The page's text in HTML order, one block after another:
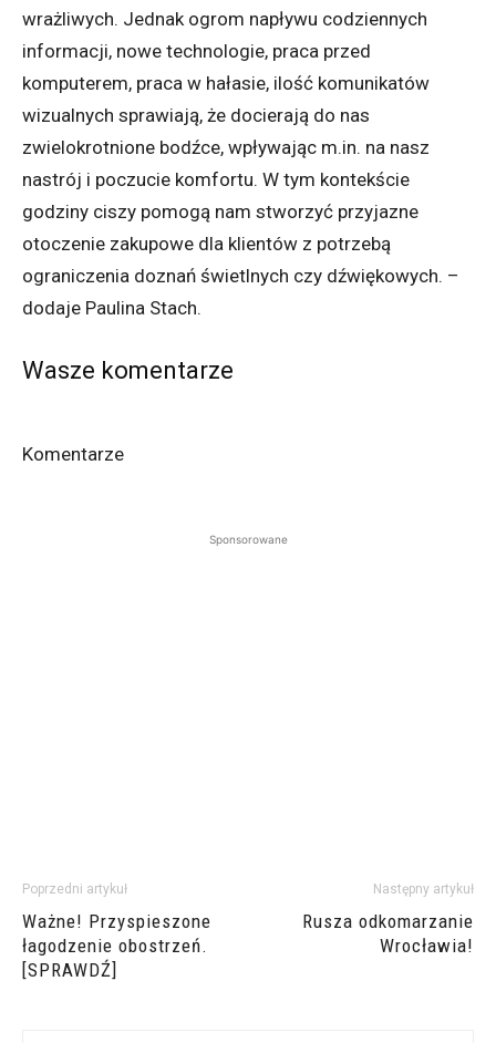
wrażliwych. Jednak ogrom napływu codziennych
informacji, nowe technologie, praca przed
komputerem, praca w hałasie, ilość komunikatów
wizualnych sprawiają, że docierają do nas
zwielokrotnione bodźce, wpływając m.in. na nasz
nastrój i poczucie komfortu. W tym kontekście
godziny ciszy pomogą nam stworzyć przyjazne
otoczenie zakupowe dla klientów z potrzebą
ograniczenia doznań świetlnych czy dźwiękowych. –
dodaje Paulina Stach.
Wasze komentarze
Komentarze
Sponsorowane
Poprzedni artykuł
Ważne! Przyspieszone
łagodzenie obostrzeń.
[SPRAWDŹ]
Następny artykuł
Rusza odkomarzanie
Wrocławia!